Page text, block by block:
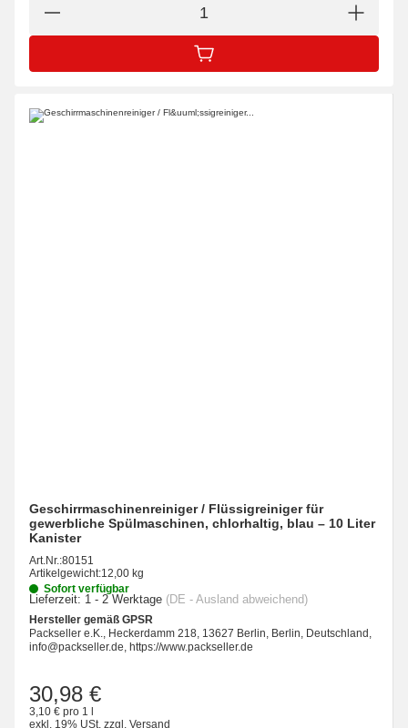
IN DEN WARENKORB
Geschirrmaschinenreiniger / Flüssigreiniger für
gewerbliche Spülmaschinen, chlorhaltig, blau – 10 Liter
Kanister
Art.Nr.:80151
Artikelgewicht:12,00 kg
Sofort verfügbar
Lieferzeit: 1 - 2 Werktage (DE - Ausland abweichend)
Hersteller gemäß GPSR
Packseller e.K., Heckerdamm 218, 13627 Berlin, Berlin, Deutschland,
info@packseller.de, https://www.packseller.de
30,98 €
3,10 € pro 1 l
exkl. 19% USt. zzgl. Versand